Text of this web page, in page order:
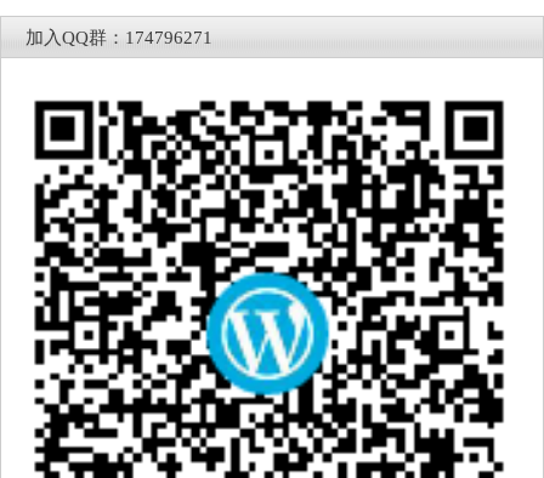
加入QQ群：174796271